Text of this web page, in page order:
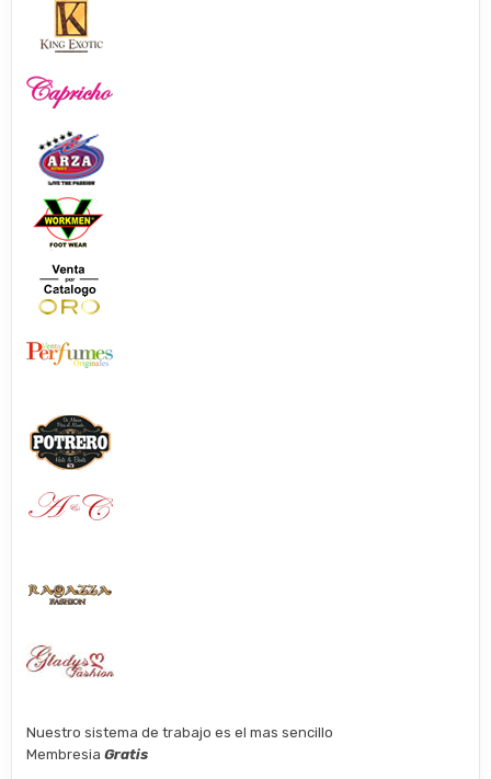
Nuestro sistema de trabajo es el mas sencillo
MembresiaGratis